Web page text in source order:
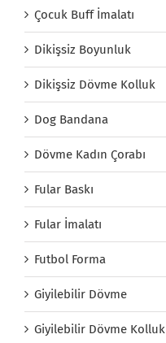
Çocuk Buff İmalatı
Dikişsiz Boyunluk
Dikişsiz Dövme Kolluk
Dog Bandana
Dövme Kadın Çorabı
Fular Baskı
Fular İmalatı
Futbol Forma
Giyilebilir Dövme
Giyilebilir Dövme Kolluk